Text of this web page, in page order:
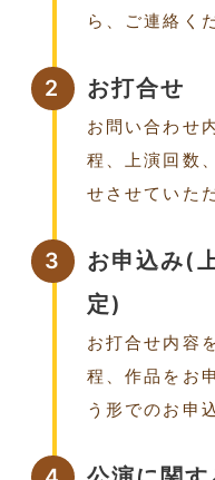
ら、ご連絡く
2 お打合せ
お問い合わせ
程、上演回数
せさせていた
3
お申込み(
定)
お打合せ内容
程、作品をお
う形でのお申